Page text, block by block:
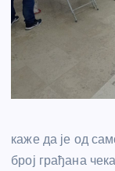
каже да је од
број грађана